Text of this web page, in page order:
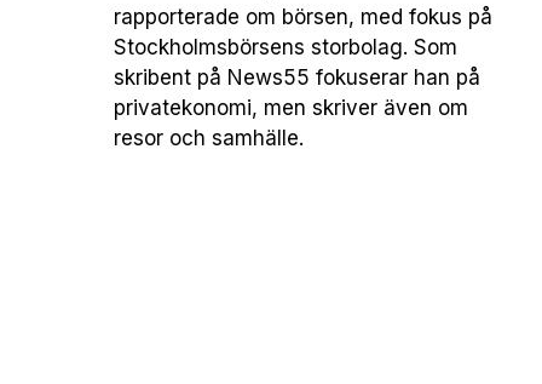
rapporterade om börsen, med fokus på
Stockholmsbörsens storbolag. Som
skribent på News55 fokuserar han på
privatekonomi, men skriver även om
resor och samhälle.